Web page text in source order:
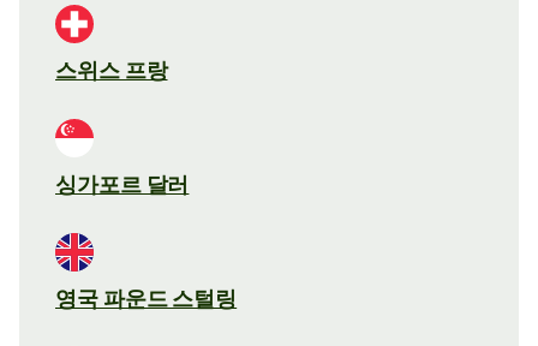
스위스 프랑
싱가포르 달러
영국 파운드 스털링